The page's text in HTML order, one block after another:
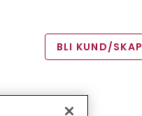
BLI KUND/